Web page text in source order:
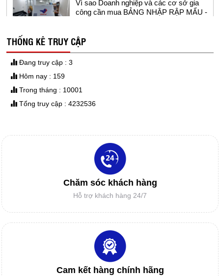
công cần mua BẢNG NHẬP RẬP MẨU -
BẢNG SỐ HÓA?
GIẤY IN SƠ ĐỒ
DAO MÁY CẮT TỰ ĐỘNG
DAO MÁY CẮT RẬP
ĐẦU PHUN HP11
LINH KIỆN CAD/CAM
sử dụng đầu in hp11 cho ngành công
nghiệp may.
IN SƠ ĐỒ GIÁ RẺ
MÁY CẮT TỰ ĐỘNG MỘT GIẢI PHÁP
MỚI CHO DOANH NGHIỆP?
THỐNG KÊ TRUY CẬP
Đang truy cập : 3
Hôm nay : 159
Trong tháng : 10001
Tổng truy cập : 4232536
Chăm sóc khách hàng
Hỗ trợ khách hàng 24/7
Cam kết hàng chính hãng